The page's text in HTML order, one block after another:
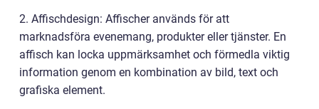
2. Affischdesign: Affischer används för att
marknadsföra evenemang, produkter eller tjänster. En
affisch kan locka uppmärksamhet och förmedla viktig
information genom en kombination av bild, text och
grafiska element.